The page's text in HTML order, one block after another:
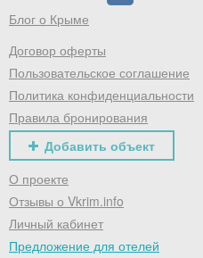
Блог о Крыме
Договор оферты
Пользовательское соглашение
Политика конфиденциальности
Правила бронирования
Добавить объект
О проекте
Отзывы о Vkrim.info
Личный кабинет
Предложение для отелей